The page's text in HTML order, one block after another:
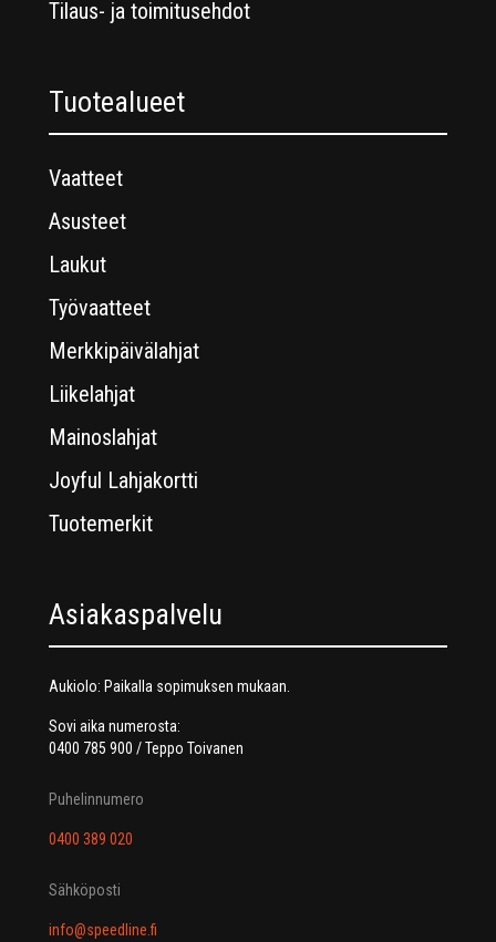
Tilaus- ja toimitusehdot
Tuotealueet
Vaatteet
Asusteet
Laukut
Työvaatteet
Merkkipäivälahjat
Liikelahjat
Mainoslahjat
Joyful Lahjakortti
Tuotemerkit
Asiakaspalvelu
Aukiolo: Paikalla sopimuksen mukaan.
Sovi aika numerosta:
0400 785 900 / Teppo Toivanen
Puhelinnumero
0400 389 020
Sähköposti
info@speedline.fi